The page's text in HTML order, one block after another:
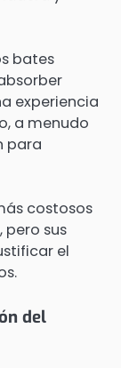
bates
experiencia
a menudo
para
costosos
pero sus
el
del